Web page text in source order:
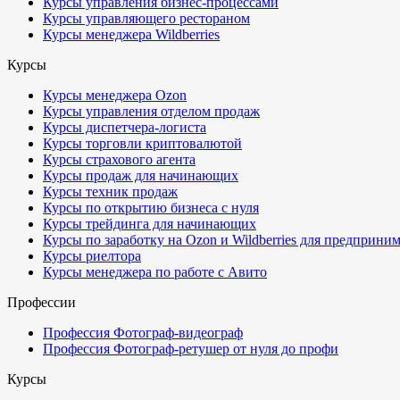
Курсы управляющего рестораном
Курсы менеджера Wildberries
Курсы
Курсы менеджера Ozon
Курсы управления отделом продаж
Курсы диспетчера-логиста
Курсы торговли криптовалютой
Курсы страхового агента
Курсы продаж для начинающих
Курсы техник продаж
Курсы по открытию бизнеса с нуля
Курсы трейдинга для начинающих
Курсы по заработку на Ozon и Wildberries для
Курсы риелтора
Курсы менеджера по работе с Авито
Профессии
Профессия Фотограф-видеограф
Профессия Фотограф-ретушер от нуля до профи
Курсы